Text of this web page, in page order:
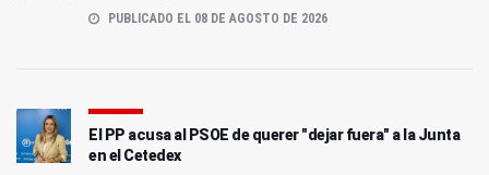
PUBLICADO EL 08 DE AGOSTO DE 2026
El PP acusa al PSOE de querer "dejar fuera" a la Junta
en el Cetedex